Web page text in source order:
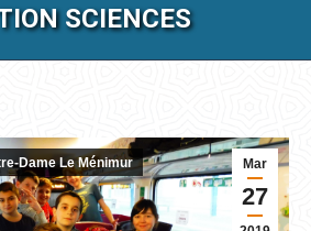
SCIENCES
Mar
27
Dame Le Ménimur